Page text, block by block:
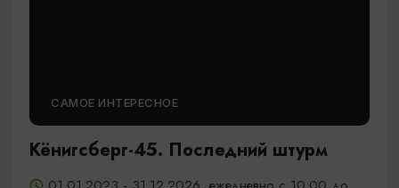
САМОЕ ИНТЕРЕСНОЕ
Кёнигсберг-45. Последний штурм